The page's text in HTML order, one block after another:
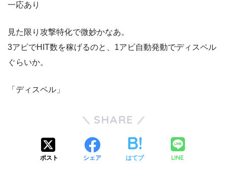
一応あり
見た限り攻撃特化で微妙かなあ。
3アビでHIT数を稼げるのと、1アビ自動発動でディスペル
ぐらいか。
「ディスペル」
SHARE
ポスト シェア はてブ LINE